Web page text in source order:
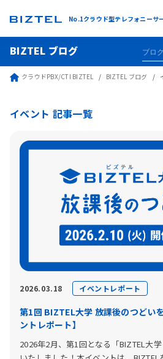
No.1クラウド型テレフォニーサ
BIZTEL ブログ
クラウドPBX/CTI BIZTEL BIZTEL ブログ
イベント 記事一覧
2026.03.18 イベントレポート
第1回 BIZTEL大学 放課後のつどい
ントレポート】
2026年2月、第1回となる「BIZTEL大